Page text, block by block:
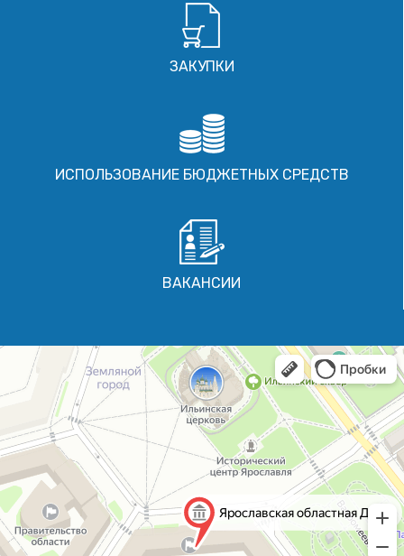
ЗАКУПКИ
ИСПОЛЬЗОВАНИЕ БЮДЖЕТНЫХ СРЕДСТВ
ВАКАНСИИ